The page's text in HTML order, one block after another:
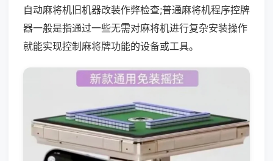
自动麻将机旧机器改装作弊检查;普通麻将机程序控牌
器一般是指通过一些无需对麻将机进行复杂安装操作
就能实现控制麻将牌功能的设备或工具。